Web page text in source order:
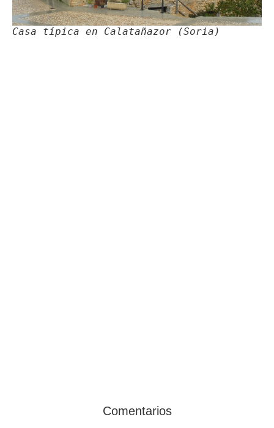
Casa típica en Calatañazor (Soria)
Comentarios